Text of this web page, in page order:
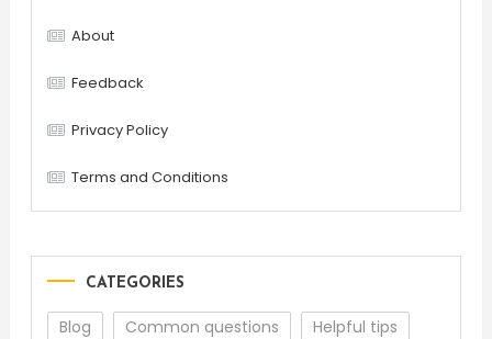
About
Feedback
Privacy Policy
Terms and Conditions
CATEGORIES
Blog Common questions
Helpful tips